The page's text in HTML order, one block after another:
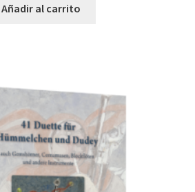
Añadir al carrito